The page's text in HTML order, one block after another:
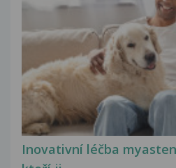
Inovativní léčba